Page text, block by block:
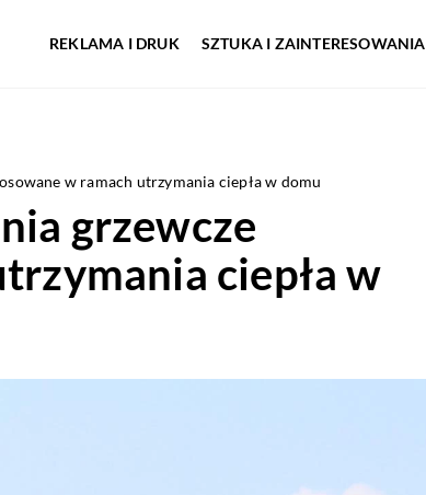
REKLAMA I DRUK SZTUKA I ZAINTERESOWANIA
w ramach utrzymania ciepła w domu
grzewcze
ciepła w